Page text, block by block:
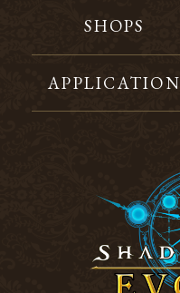
SHOPS
APPLICATION